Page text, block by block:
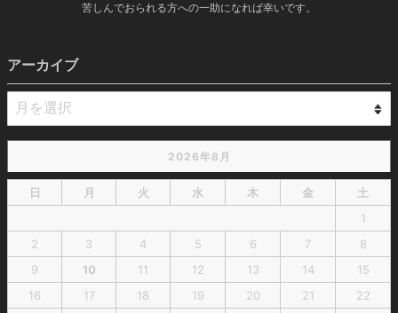
苦しんでおられる方への一助になれば幸いです。
アーカイブ
2026年8月
日 月 火 水 木 金
土
1
2
3 4 5 6 7
8
9
10 11 12 13 14
15
16
17 18 19 20 21
22